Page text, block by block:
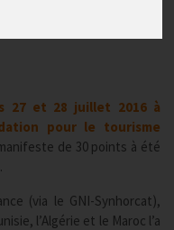
27 et 28 juillet 2016 à
pour le tourisme
de 30 points à été
(via le GNI-Synhorcat),
l’Algérie et le Maroc l’a